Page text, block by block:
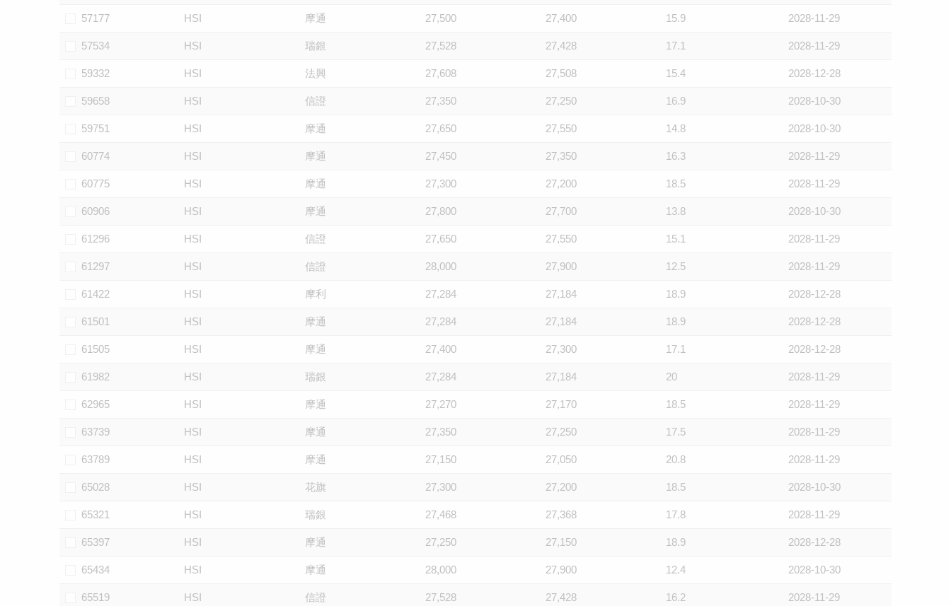
57177 HSI 摩通 27,500 27,400 15.9 2028-11-29
57534 HSI 瑞銀 27,528 27,428 17.1 2028-11-29
59332 HSI 法興 27,608 27,508 15.4 2028-12-28
59658 HSI 信證 27,350 27,250 16.9 2028-10-30
59751 HSI 摩通 27,650 27,550 14.8 2028-10-30
60774 HSI 摩通 27,450 27,350 16.3 2028-11-29
60775 HSI 摩通 27,300 27,200 18.5 2028-11-29
60906 HSI 摩通 27,800 27,700 13.8 2028-10-30
61296 HSI 信證 27,650 27,550 15.1 2028-11-29
61297 HSI 信證 28,000 27,900 12.5 2028-11-29
61422 HSI 摩利 27,284 27,184 18.9 2028-12-28
61501 HSI 摩通 27,284 27,184 18.9 2028-12-28
61505 HSI 摩通 27,400 27,300 17.1 2028-12-28
61982 HSI 瑞銀 27,284 27,184 20 2028-11-29
62965 HSI 摩通 27,270 27,170 18.5 2028-11-29
63739 HSI 摩通 27,350 27,250 17.5 2028-11-29
63789 HSI 摩通 27,150 27,050 20.8 2028-11-29
65028 HSI 花旗 27,300 27,200 18.5 2028-10-30
65321 HSI 瑞銀 27,468 27,368 17.8 2028-11-29
65397 HSI 摩通 27,250 27,150 18.9 2028-12-28
65434 HSI 摩通 28,000 27,900 12.4 2028-10-30
65519 HSI 信證 27,528 27,428 16.2 2028-11-29